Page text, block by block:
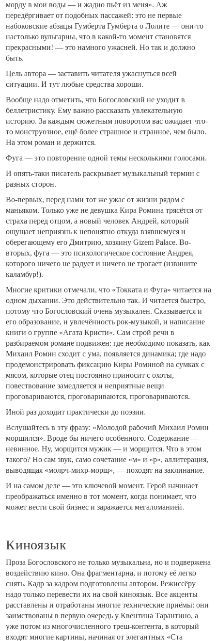
морду в мои воды — и жадно пьёт из меня». Аж
передёргивает от подобных пассажей: это не первые
набоковские абзацы Гумберта Гумберта о Лолите — они-то
настолько вульгарны, что в какой-то момент становятся
прекрасными! — это намного ужасней. Но так и должно
быть.
Цель автора — заставить читателя ужаснуться всей
ситуации. И тут любые средства хороши.
Вообще надо отметить, что Богословский не уходит в
беллетристику. Ему важно рассказать увлекательную
историю. За каждым сюжетным поворотом вас ожидает что-
то монструозное, ещё более страшное и странное, чем было.
На этом роман и держится.
Фуга — это повторение одной темы несколькими голосами.
И опять-таки писатель раскрывает музыкальный термин с
разных сторон.
Во-первых, перед нами тот же ужас от жизни рядом с
маньяком. Только уже не девушка Кира Ромина трясётся от
страха перед отцом, а новый человек Андрей, который
ощущает неприязнь к непонятно откуда взявшемуся и
оберегающему его Дмитрию, хозяину Gizem Palace. Во-
вторых, фуга — это психологическое состояние Андрея,
которого ничего не радует и ничего не трогает (извините
каламбур!).
Многие критики отмечали, что «Токката и Фуга» читается на
одном дыхании. Это действительно так. И читается быстро,
потому что Богословский очень музыкален. Сказывается и
его образование, и увлечённость рок-музыкой, и написание
книги о группе «Агата Кристи». Сам строй речи в
разбираемом романе подвижен: где необходимо показать, как
Михаил Ромин сходит с ума, появляется динамика; где надо
продемонстрировать фиксацию Киры Роминой на сумках с
мясом, которые отец постоянно приносит с охоты,
повествование замедляется и неприятные вещи
проговариваются, проговариваются, проговариваются.
Иной раз доходит практически до поэзии.
Вслушайтесь в эту фразу: «Молодой рабочий Михаил Ромин
морщился». Вроде бы ничего особенного. Содержание —
невинное. Ну, морщится мужик — и морщится. Что в этом
такого? Но сам звук, само сочетание «м» и «р», аллитерация,
выводящая «молрч-михр-морщ», — походят на заклинание.
И на самом деле — это ключевой момент. Герой начинает
преображаться именно в тот момент, когда понимает, что
может вести свой бизнес и заражается мегаломанией.
Киноязык
Проза Богословского не только музыкальна, но и подвержена
воздействию кино. Она фрагментарна, и потому её легко
снять. Кадр за кадром подготовлены автором. Режиссёру
надо только перевести их на свой киноязык. Все акценты
расставлены и отработаны многие технические приёмы: они
заимствованы в первую очередь у Квентина Тарантино, а
уже потом из многочисленного треш-контента, в который
входят многие картины, начиная от элегантных «Ста